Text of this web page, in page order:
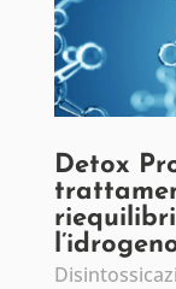
Detox